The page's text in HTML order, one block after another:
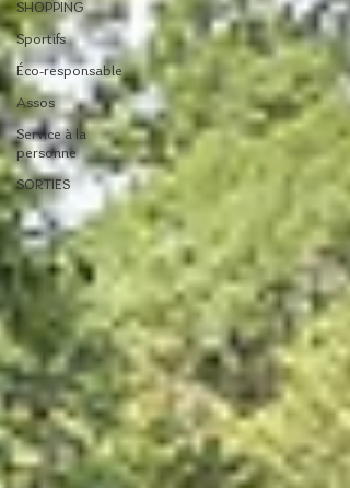
SHOPPING
Sportifs
Éco-responsable
Assos
Service à la
personne
SORTIES